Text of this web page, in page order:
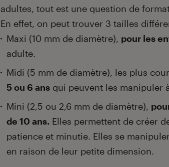
adultes, tout est une question de
En effet, on peut trouver 3 tailles
Maxi (10 mm de diamètre), pour les
adulte.
Midi (5 mm de diamètre), les plus
5 ou 6 ans qui peuvent les manipuler
Mini (2,5 ou 2,6 mm de diamètre),
de 10 ans. Elles permettent de créer
patience et minutie. Elles se
en raison de leur petite dimension.